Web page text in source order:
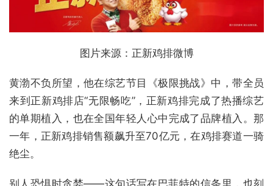
图片来源：正新鸡排微博
黄渤不负所望，他在综艺节目《极限挑战》中，带全员
来到正新鸡排店“无限畅吃”，正新鸡排完成了热播综艺
的单期植入，也在全国年轻人心中完成了品牌植入。那
一年，正新鸡排销售额飙升至70亿元，在鸡排赛道一骑
绝尘。